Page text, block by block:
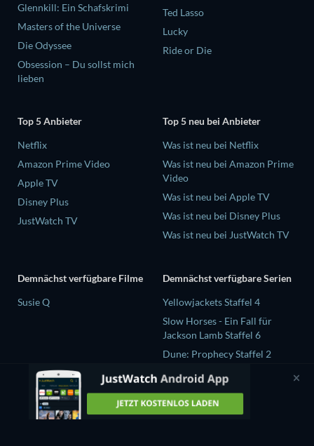
Glennkill: Ein Schafskrimi
Masters of the Universe
Die Odyssee
Obsession – Du sollst mich
lieben
Ted Lasso
Lucky
Ride or Die
Top 5 Anbieter
Netflix
Amazon Prime Video
Apple TV
Disney Plus
JustWatch TV
Top 5 neu bei Anbieter
Was ist neu bei Netflix
Was ist neu bei Amazon Prime
Video
Was ist neu bei Apple TV
Was ist neu bei Disney Plus
Was ist neu bei JustWatch TV
Demnächst verfügbare Filme
Susie Q
Demnächst verfügbare Serien
Yellowjackets Staffel 4
Slow Horses - Ein Fall für
Jackson Lamb Staffel 6
Dune: Prophecy Staffel 2
The Gentlemen Staffel 2
Love Is Blind: UK Staffel 3